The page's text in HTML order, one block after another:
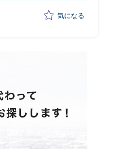
イニシアティブとの調整
発
気になる